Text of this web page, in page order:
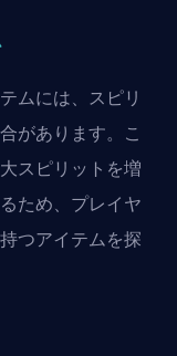
ムには、スピリ
があります。こ
スピリットを増
ため、プレイヤ
つアイテムを探